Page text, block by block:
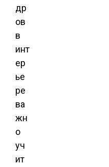
др
ов
в
инт
ер
ье
ре
ва
жн
о
уч
ит